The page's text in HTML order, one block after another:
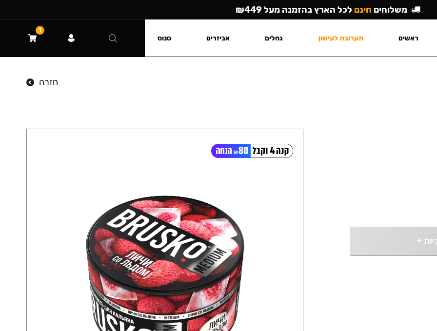
חזרה
+
משלוחים חינם לכל הארץ בהזמנה מעל ₪449
ראשים תערובת לעישון גחלים אביזרים סנוס
1